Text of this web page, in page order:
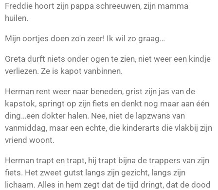
Freddie hoort zijn pappa schreeuwen, zijn mamma
huilen.
Mijn oortjes doen zo'n zeer! Ik wil zo graag…
Greta durft niets onder ogen te zien, niet weer een kindje
verliezen. Ze is kapot vanbinnen.
Herman rent weer naar beneden, grist zijn jas van de
kapstok, springt op zijn fiets en denkt nog maar aan één
ding…een dokter halen. Nee, niet de lapzwans van
vanmiddag, maar een echte, die kinderarts die vlakbij zijn
vriend woont.
Herman trapt en trapt, hij trapt bijna de trappers van zijn
fiets. Het zweet gutst langs zijn gezicht, langs zijn
lichaam. Alles in hem zegt dat de tijd dringt, dat de dood